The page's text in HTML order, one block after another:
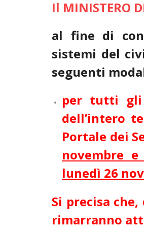
Il MINISTERO
al fine di
sistemi del
seguenti
per tutti gli
dell’intero
Portale dei
novembre
lunedì 26
Si precisa
rimarranno